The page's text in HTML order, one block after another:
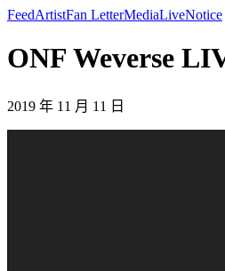
FeedArtistFan LetterMediaLiveNotice
ONF Weverse
2019 年 11 月 11 日